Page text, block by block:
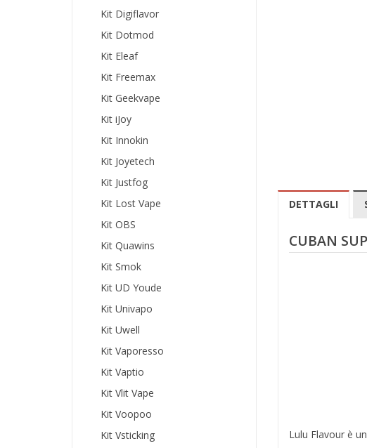
Kit Digiflavor
Kit Dotmod
Kit Eleaf
Kit Freemax
Kit Geekvape
Kit iJoy
Kit Innokin
Kit Joyetech
Kit Justfog
Kit Lost Vape
Kit OBS
Kit Quawins
Kit Smok
Kit UD Youde
Kit Univapo
Kit Uwell
Kit Vaporesso
Kit Vaptio
Kit Vlit Vape
Kit Voopoo
Kit Vsticking
DETTAGLI
CUBAN
Lulu Flavour è